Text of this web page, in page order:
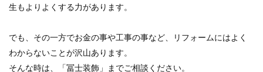
生もよりよくする力があります。
でも、その一方でお金の事や工事の事など、リフォームにはよく
わからないことが沢山あります。
そんな時は、「冨士装飾」までご相談ください。